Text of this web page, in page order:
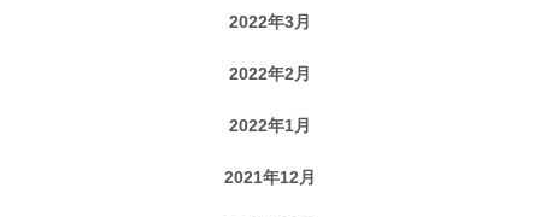
2022年3月
2022年2月
2022年1月
2021年12月